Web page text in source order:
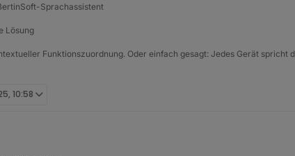
Sprachassistent
Lösung
Funktionszuordnung. Oder einfach gesagt: Jedes Gerät spricht
10:58